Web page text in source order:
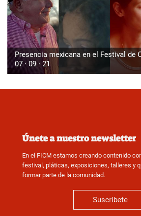
Presencia mexicana en el Festival de
07 · 09 · 21
Únete a nuestro newsletter
En el FICM estamos creando contenido
festival, pláticas, exposiciones, talleres y
formar parte de la comunidad.
Suscríbete